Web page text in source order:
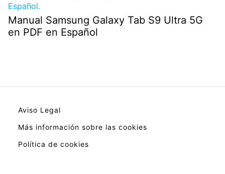
Manual Samsung Galaxy Tab S9 Ultra 5G
en PDF en Español
Aviso Legal
Más información sobre las cookies
Política de cookies